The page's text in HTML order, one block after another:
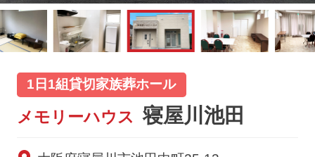
1日1組貸切家族葬ホール
メモリーハウス 寝屋川池田